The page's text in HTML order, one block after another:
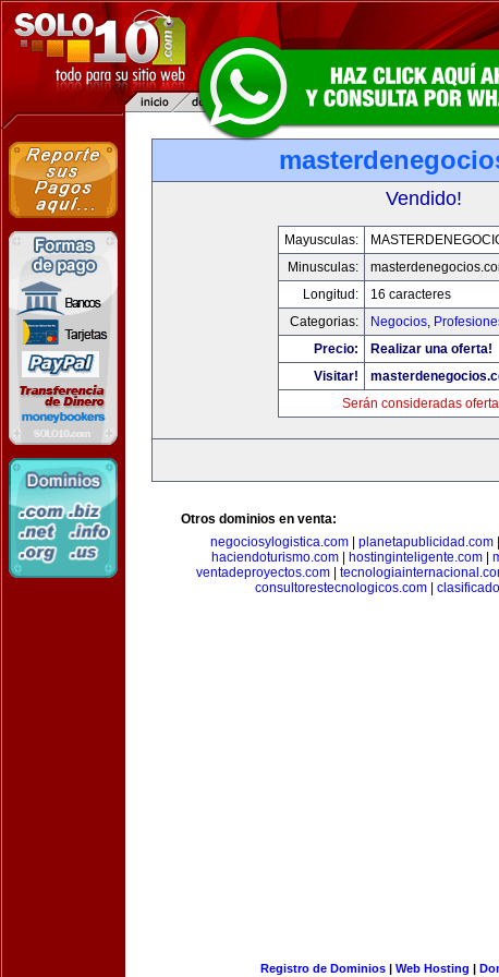
Vendido!
Mayusculas:
Minusculas:
Longitud:
16 caracteres
Categorias:
Negocios,
Precio:
Realizar una oferta!
Visitar!
Serán consideradas
Otros dominios en venta:
negociosylogistica.com| planetapublicidad.com|
haciendoturismo.com
hostinginteligente.com
ventadeproyectos.com|
consultorestecnologicos.com
Registro de Dominios| Web Hosting |